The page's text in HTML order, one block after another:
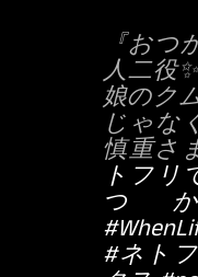
『お
人二役
娘のク
じゃな
慎重さ
トフリ
つ
#ネト